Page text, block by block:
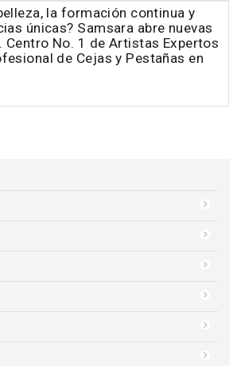
la formación continua y
únicas? Samsara abre nuevas
Centro No. 1 de Artistas Expertos
de Cejas y Pestañas en